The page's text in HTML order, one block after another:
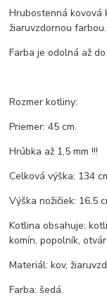
Hrubostenná kovová
žiaruvzdornou farbou.
Farba je odolná až do
Rozmer kotliny:
Priemer: 45 cm.
Hrúbka až 1,5 mm !!!
Celková výška: 134
Výška nožičiek: 16,5
Kotlina obsahuje:
komín, popolník,
Materiál: kov,
Farba: šedá.